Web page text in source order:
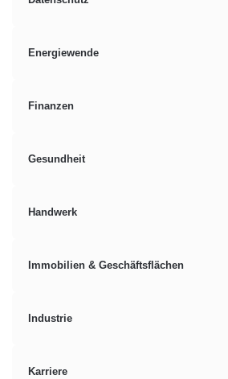
internationalen IT-Dienstleister Comparex
Energiewende
Finanzen
Gesundheit
Handwerk
Immobilien & Geschäftsflächen
Industrie
Karriere